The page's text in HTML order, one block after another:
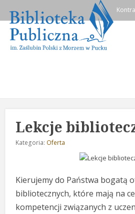
Lekcje
Kategoria: Oferta
Kierujemy do Państwa bogatą
bibliotecznych, które mają na
kompetencji związanych z